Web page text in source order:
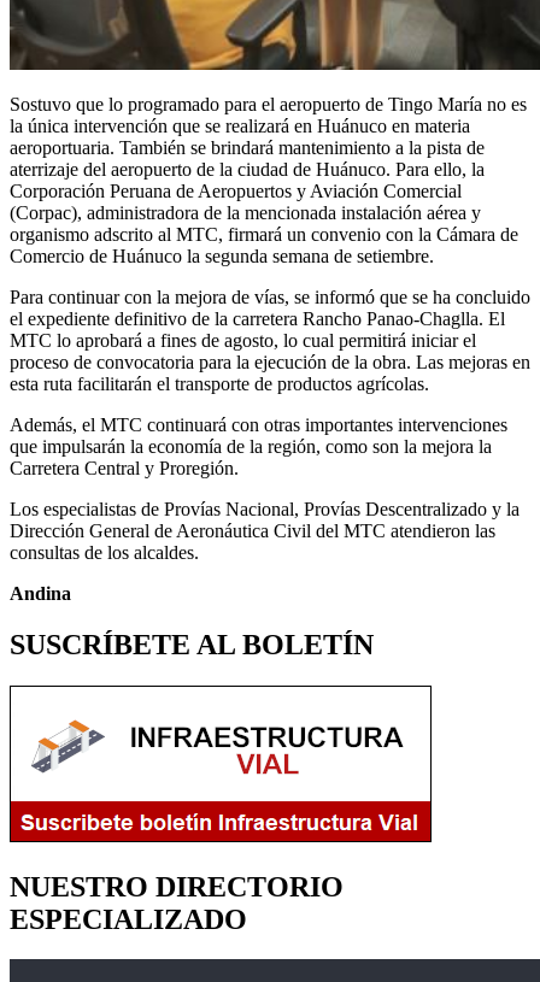
Sostuvo que lo programado para el aeropuerto de Tingo María no es
la única intervención que se realizará en Huánuco en materia
aeroportuaria. También se brindará mantenimiento a la pista de
aterrizaje del aeropuerto de la ciudad de Huánuco. Para ello, la
Corporación Peruana de Aeropuertos y Aviación Comercial
(Corpac), administradora de la mencionada instalación aérea y
organismo adscrito al MTC, firmará un convenio con la Cámara de
Comercio de Huánuco la segunda semana de setiembre.
Para continuar con la mejora de vías, se informó que se ha concluido
el expediente definitivo de la carretera Rancho Panao-Chaglla. El
MTC lo aprobará a fines de agosto, lo cual permitirá iniciar el
proceso de convocatoria para la ejecución de la obra. Las mejoras en
esta ruta facilitarán el transporte de productos agrícolas.
Además, el MTC continuará con otras importantes intervenciones
que impulsarán la economía de la región, como son la mejora la
Carretera Central y Proregión.
Los especialistas de Provías Nacional, Provías Descentralizado y la
Dirección General de Aeronáutica Civil del MTC atendieron las
consultas de los alcaldes.
Andina
SUSCRÍBETE AL BOLETÍN
NUESTRO DIRECTORIO
ESPECIALIZADO